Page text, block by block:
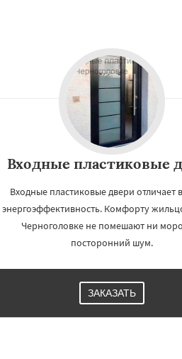
Входные пластиковые
Входные пластиковые двери отличает
энергоэффективность. Комфорту
Черноголовке не помешают ни
посторонний шум.
ЗАКАЗАТЬ